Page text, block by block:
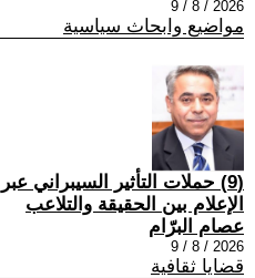
2026 / 8 / 9
مواضيع وابحاث سياسية
(9) حملات التأثير السيبراني
الإعلام بين الحقيقة والتلاعب
عصام البرّام
2026 / 8 / 9
قضايا ثقافية